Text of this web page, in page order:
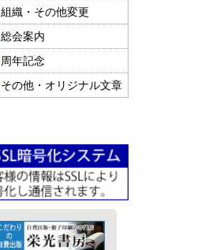
組織・その他変更
総会案内
周年記念
その他・オリジナル文章